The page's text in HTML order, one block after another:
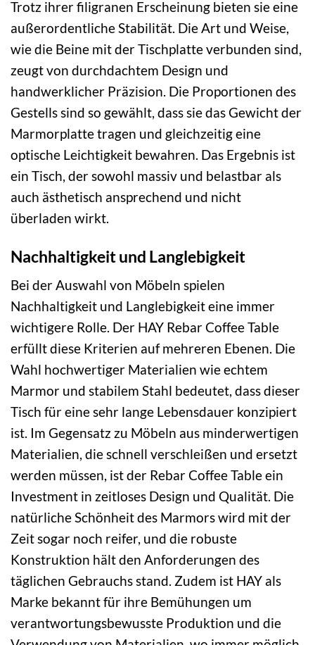
Trotz ihrer filigranen Erscheinung bieten sie eine
außerordentliche Stabilität. Die Art und Weise,
wie die Beine mit der Tischplatte verbunden sind,
zeugt von durchdachtem Design und
handwerklicher Präzision. Die Proportionen des
Gestells sind so gewählt, dass sie das Gewicht der
Marmorplatte tragen und gleichzeitig eine
optische Leichtigkeit bewahren. Das Ergebnis ist
ein Tisch, der sowohl massiv und belastbar als
auch ästhetisch ansprechend und nicht
überladen wirkt.
Nachhaltigkeit und Langlebigkeit
Bei der Auswahl von Möbeln spielen
Nachhaltigkeit und Langlebigkeit eine immer
wichtigere Rolle. Der HAY Rebar Coffee Table
erfüllt diese Kriterien auf mehreren Ebenen. Die
Wahl hochwertiger Materialien wie echtem
Marmor und stabilem Stahl bedeutet, dass dieser
Tisch für eine sehr lange Lebensdauer konzipiert
ist. Im Gegensatz zu Möbeln aus minderwertigen
Materialien, die schnell verschleißen und ersetzt
werden müssen, ist der Rebar Coffee Table ein
Investment in zeitloses Design und Qualität. Die
natürliche Schönheit des Marmors wird mit der
Zeit sogar noch reifer, und die robuste
Konstruktion hält den Anforderungen des
täglichen Gebrauchs stand. Zudem ist HAY als
Marke bekannt für ihre Bemühungen um
verantwortungsbewusste Produktion und die